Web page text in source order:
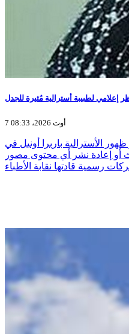
إعلامي لطبيبة أسترالية مُثيرة للجدل
7 أوت 2026، 08:33
الأسترالية باربرا أونيل في
أو إعادة نشر أي محتوى مصور